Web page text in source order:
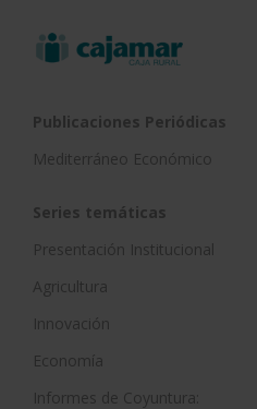
Publicaciones Periódicas
Mediterráneo Económico
Series temáticas
Presentación Institucional
Agricultura
Innovación
Economía
Informes de Coyuntura: